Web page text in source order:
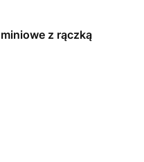
z rączką